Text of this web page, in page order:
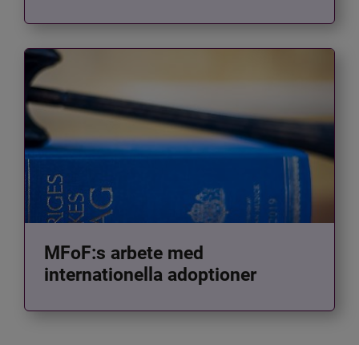
MFoF:s arbete med
internationella adoptioner